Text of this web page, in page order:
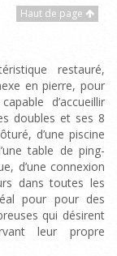
Haut de page
restauré,
en pierre, pour
d’accueillir
doubles et ses 8
d’une piscine
table de ping-
d’une connexion
dans toutes les
pour pour des
qui désirent
leur propre